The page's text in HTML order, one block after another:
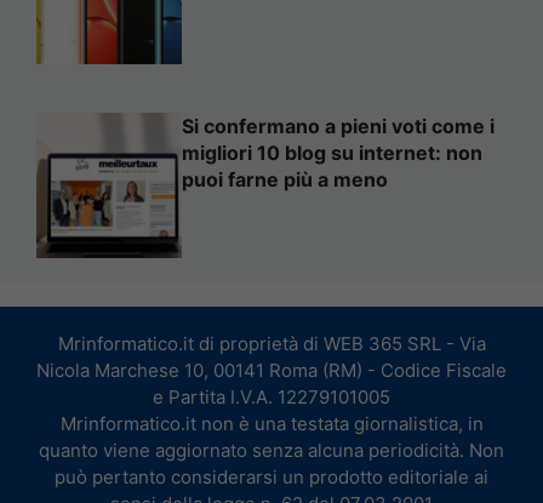
Si confermano a pieni voti come i
migliori 10 blog su internet: non
puoi farne più a meno
Mrinformatico.it di proprietà di WEB 365 SRL - Via
Nicola Marchese 10, 00141 Roma (RM) - Codice Fiscale
e Partita I.V.A. 12279101005
Mrinformatico.it non è una testata giornalistica, in
quanto viene aggiornato senza alcuna periodicità. Non
può pertanto considerarsi un prodotto editoriale ai